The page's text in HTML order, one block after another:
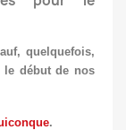
quelquefois,
le début de nos
.